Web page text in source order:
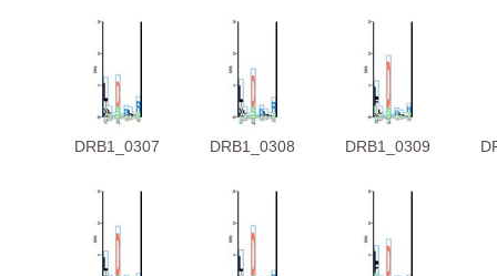
DRB1_0307 DRB1_0308 DRB1_0309